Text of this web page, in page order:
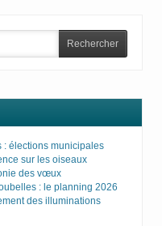
: élections municipales
sur les oiseaux
des vœux
: le planning 2026
des illuminations